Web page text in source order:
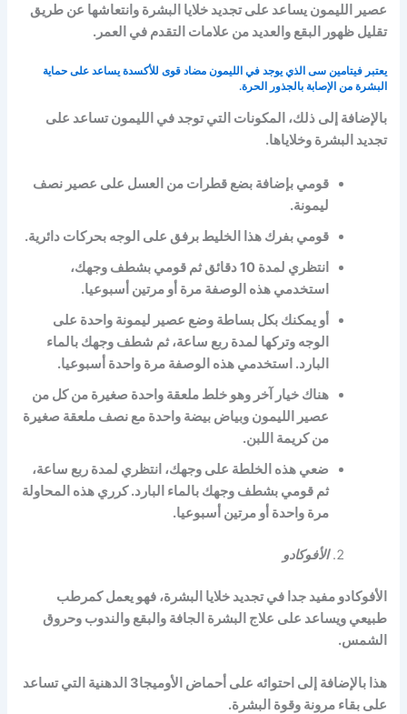
عصير الليمون يساعد على تجديد خلايا البشرة وانتعاشها عن طريق
تقليل ظهور البقع والعديد من علامات التقدم في العمر.
يعتبر فيتامين سى الذي يوجد في الليمون مضاد قوى للأكسدة يساعد على حماية
البشرة من الإصابة بالجذور الحرة.
بالإضافة إلى ذلك، المكونات التي توجد في الليمون تساعد على
تجديد البشرة وخلاياها.
قومي بإضافة بضع قطرات من العسل على عصير نصف
ليمونة.
قومي بفرك هذا الخليط برفق على الوجه بحركات دائرية.
انتظري لمدة 10 دقائق ثم قومي بشطف وجهك،
استخدمي هذه الوصفة مرة أو مرتين أسبوعيا.
أو يمكنك بكل بساطة وضع عصير ليمونة واحدة على
الوجه وتركها لمدة ربع ساعة، ثم شطف وجهك بالماء
البارد. استخدمي هذه الوصفة مرة واحدة أسبوعيا.
هناك خيار آخر وهو خلط ملعقة واحدة صغيرة من كل من
عصير الليمون وبياض بيضة واحدة مع نصف ملعقة صغيرة
من كريمة اللبن.
ضعي هذه الخلطة على وجهك، انتظري لمدة ربع ساعة،
ثم قومي بشطف وجهك بالماء البارد. كرري هذه المحاولة
مرة واحدة أو مرتين أسبوعيا.
الأفوكادو
الأفوكادو مفيد جدا في تجديد خلايا البشرة، فهو يعمل كمرطب
طبيعي ويساعد على علاج البشرة الجافة والبقع والندوب وحروق
الشمس.
هذا بالإضافة إلى احتوائه على أحماض الأوميجا3 الدهنية التي تساعد
على بقاء مرونة وقوة البشرة.